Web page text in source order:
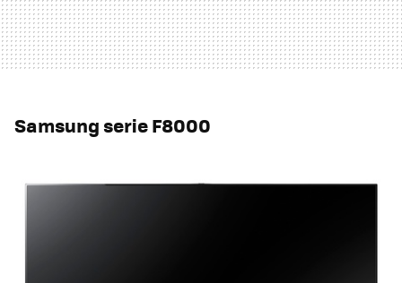
Samsung serie F8000